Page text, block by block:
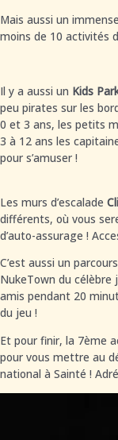
Mais aussi un immense
moins de 10 activités
Il y a aussi un Kids
peu pirates sur les
0 et 3 ans, les petits
3 à 12 ans les
pour s’amuser !
Les murs d’escalade
différents, où vous
d’auto-assurage !
C’est aussi un
NukeTown du
amis pendant 20
du jeu !
Et pour finir, la 7ème
pour vous mettre au
national à Sainté !